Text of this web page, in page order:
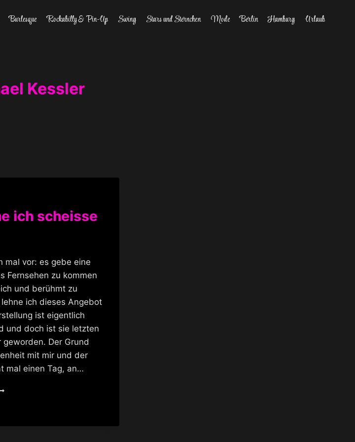
Burlesque Rockabilly & Pin-Up Swing Stars und Sternchen Mode Berlin Hamburg Urlaub
Kessler
ich scheisse
mal vor: es gebe eine
Fernsehen zu kommen
und berühmt zu
ich dieses Angebot
ist eigentlich
und doch ist sie letzten
geworden. Der Grund
mit mir und der
mal einen Tag, an…